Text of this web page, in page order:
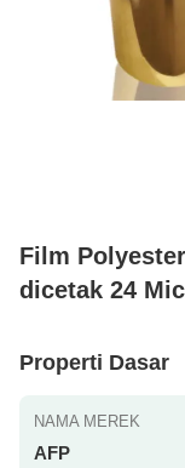
Film
dicetak 24
Properti Dasar
NAMA MEREK
AFP